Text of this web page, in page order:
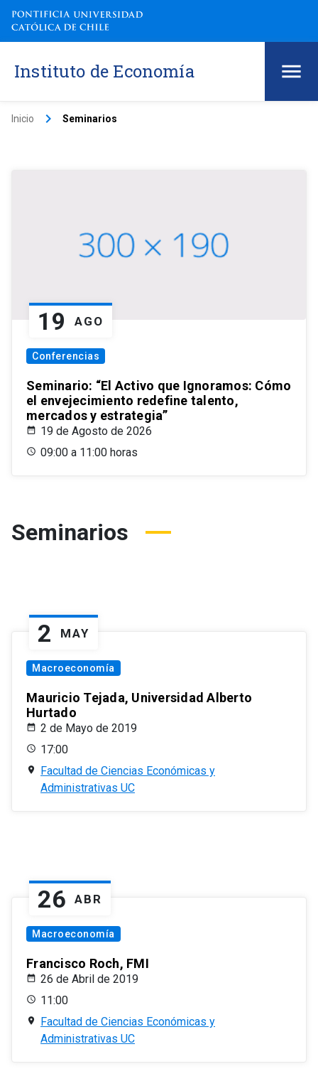
Instituto de Economía
Inicio keyboard_arrow_right Seminarios
19 AGO
Conferencias
Seminario: “El Activo que Ignoramos: Cómo
el envejecimiento redefine talento,
mercados y estrategia”
19 de Agosto de 2026
09:00 a 11:00 horas
Seminarios
2 MAY
Macroeconomía
Mauricio Tejada, Universidad Alberto
Hurtado
2 de Mayo de 2019
17:00
Facultad de Ciencias Económicas y
Administrativas UC
26 ABR
Macroeconomía
Francisco Roch, FMI
26 de Abril de 2019
11:00
Facultad de Ciencias Económicas y
Administrativas UC